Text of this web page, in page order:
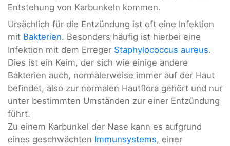
Entstehung von Karbunkeln kommen.
Ursächlich für die Entzündung ist oft eine Infektion
mit Bakterien. Besonders häufig ist hierbei eine
Infektion mit dem Erreger Staphylococcus aureus.
Dies ist ein Keim, der sich wie einige andere
Bakterien auch, normalerweise immer auf der Haut
befindet, also zur normalen Hautflora gehört und nur
unter bestimmten Umständen zur einer Entzündung
führt.
Zu einem Karbunkel der Nase kann es aufgrund
eines geschwächten Immunsystems, einer